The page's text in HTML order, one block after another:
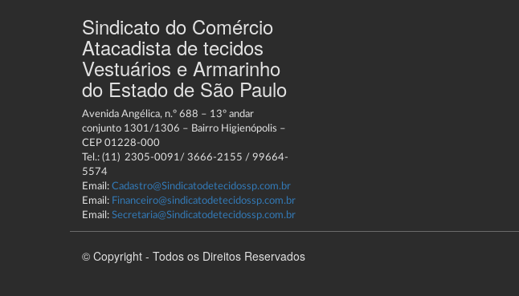
Sindicato do Comércio
Atacadista de tecidos
Vestuários e Armarinho
do Estado de São Paulo
Avenida Angélica, n.º 688 – 13º andar
conjunto 1301/1306 – Bairro Higienópolis –
CEP 01228-000
Tel.: (11) 2305-0091/ 3666-2155 / 99664-
5574
Email: Cadastro@Sindicatodetecidossp.com.br
Email: Financeiro@sindicatodetecidossp.com.br
Email: Secretaria@Sindicatodetecidossp.com.br
© Copyright - Todos os Direitos Reservados